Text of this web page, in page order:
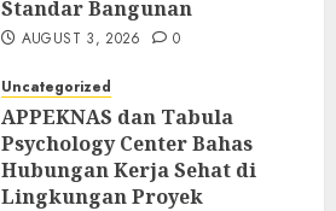
Standar Bangunan
AUGUST 3, 2026 0
Uncategorized
APPEKNAS dan Tabula
Psychology Center Bahas
Hubungan Kerja Sehat di
Lingkungan Proyek